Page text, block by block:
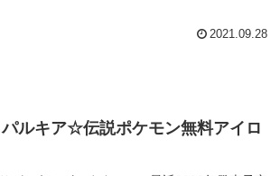
2021.09.28
ルキア☆伝説ポケモン無料アイロ